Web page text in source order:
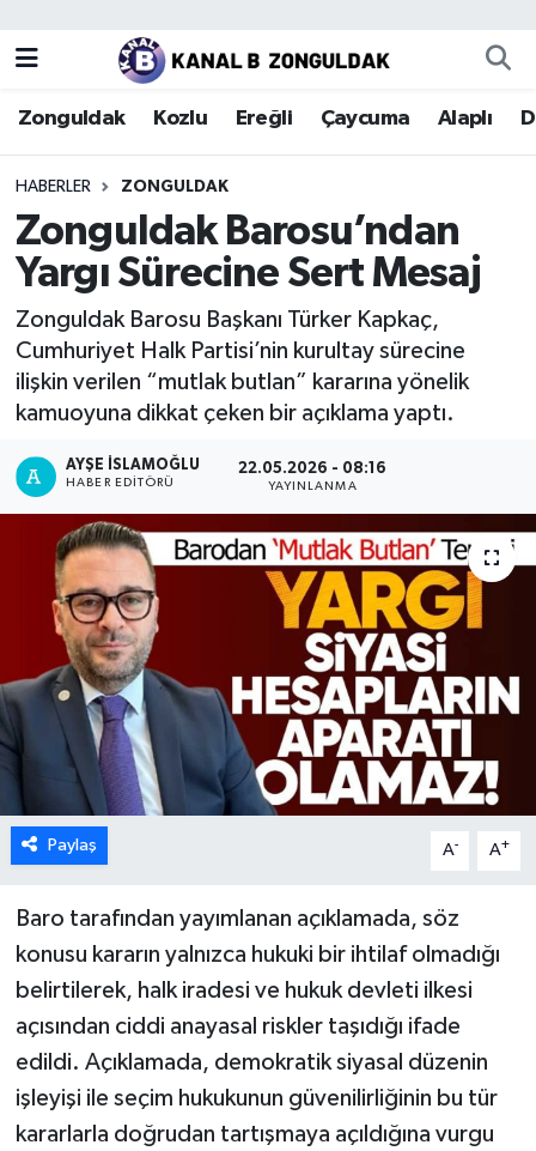
Zonguldak Kozlu Ereğli Çaycuma Alaplı
HABERLER ZONGULDAK
Zonguldak Barosu’ndan
Yargı Sürecine Sert Mesaj
Zonguldak Barosu Başkanı Türker Kapkaç,
Cumhuriyet Halk Partisi’nin kurultay sürecine
ilişkin verilen “mutlak butlan” kararına yönelik
kamuoyuna dikkat çeken bir açıklama yaptı.
AYŞE İSLAMOĞLU
HABER EDITÖRÜ
22.05.2026 - 08:16
YAYINLANMA
Paylaş A- A+
Baro tarafından yayımlanan açıklamada, söz
konusu kararın yalnızca hukuki bir ihtilaf olmadığı
belirtilerek, halk iradesi ve hukuk devleti ilkesi
açısından ciddi anayasal riskler taşıdığı ifade
edildi. Açıklamada, demokratik siyasal düzenin
işleyişi ile seçim hukukunun güvenilirliğinin bu tür
kararlarla doğrudan tartışmaya açıldığına vurgu
Zonguldak
Kozlu
Çaycuma
Alaplı
Devrek
Gökçebey
Bartın
Karabük
Spor
Ulusal
Zonguldak Nöbetçi Eczaneler
Zonguldak Hava Durumu
Zonguldak Trafik Yoğunluk Haritası
Puan Durumu ve Fikstür
Tüm Manşetler
Son Dakika Haberleri
Haber Arşivi